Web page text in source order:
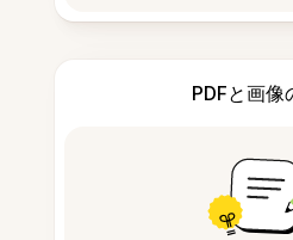
PDFと画像